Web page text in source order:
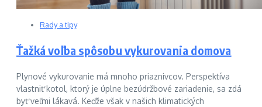
Rady a tipy
Ťažká voľba spôsobu vykurovania domova
Plynové vykurovanie má mnoho priaznivcov. Perspektíva
vlastniť kotol, ktorý je úplne bezúdržbové zariadenie, sa zdá
byť veľmi lákavá. Keďže však v našich klimatických